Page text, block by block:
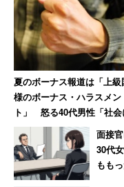
夏のボーナス報道は「上級
様のボーナス・ハラスメン
ト」 怒る40代男性「社会
てから一度も貰ったことがな
い」
面接
30代
もも